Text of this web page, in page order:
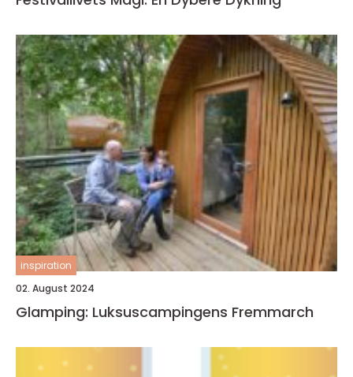
inspiration
02. August 2024
Glamping: Luksuscampingens Fremmarch